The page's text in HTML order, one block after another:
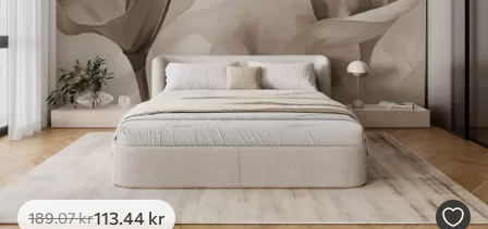
189.07kr113 .44 kr